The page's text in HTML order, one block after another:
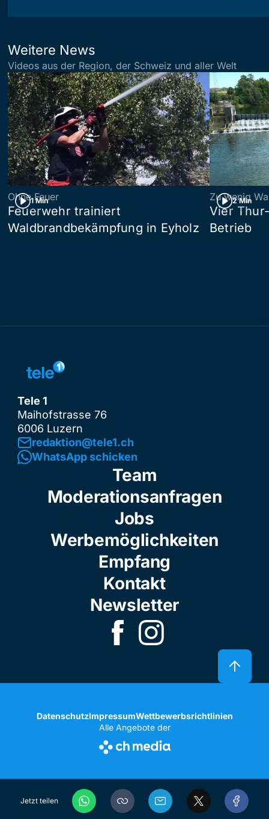
Jetzt teilen
Weitere News
Videos aus der Region, der Schweiz und aller Welt
1 Min
Ohne Feuer
Feuerwehr trainiert
Waldbrandbekämpfung in Eyholz
2 Min
Zu wenig
Vier
Betrieb
Tele 1
Maihofstrasse 76
6006 Luzern
redaktion@tele1.ch
WhatsApp schicken
Team
Moderationsanfragen
Jobs
Werbemöglichkeiten
Empfang
Kontakt
Newsletter
DatenschutzImpressumWettbewerbsrichtlinien
Alle Angebote der